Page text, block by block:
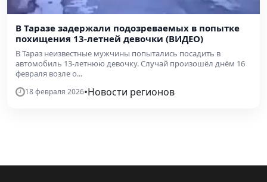
В Таразе задержали подозреваемых в попытке
похищения 13-летней девочки (ВИДЕО)
В Тараз неизвестные мужчины попытались посадить в
автомобиль 13-летнюю девочку. Случай произошёл днём 16
февраля возле о...
18 февраля 2026•Новости регионов